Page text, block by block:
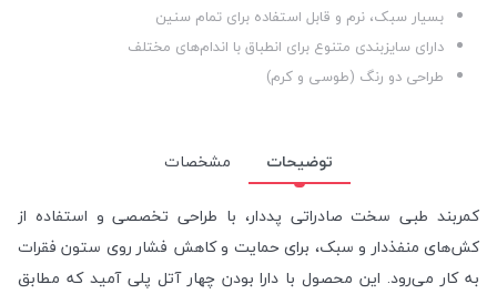
بسیار سبک، نرم و قابل استفاده برای تمام سنین
دارای سایزبندی متنوع برای انطباق با اندام‌های مختلف
طراحی دو رنگ (طوسی و کرم)
توضیحات
مشخصات
کمربند طبی سخت صادراتی پددار، با طراحی تخصصی و استفاده از
کش‌های منفذدار و سبک، برای حمایت و کاهش فشار روی ستون فقرات
به کار می‌رود. این محصول با دارا بودن چهار آتل پلی آمید که مطابق